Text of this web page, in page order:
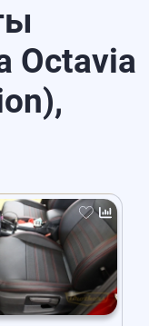
Octavia